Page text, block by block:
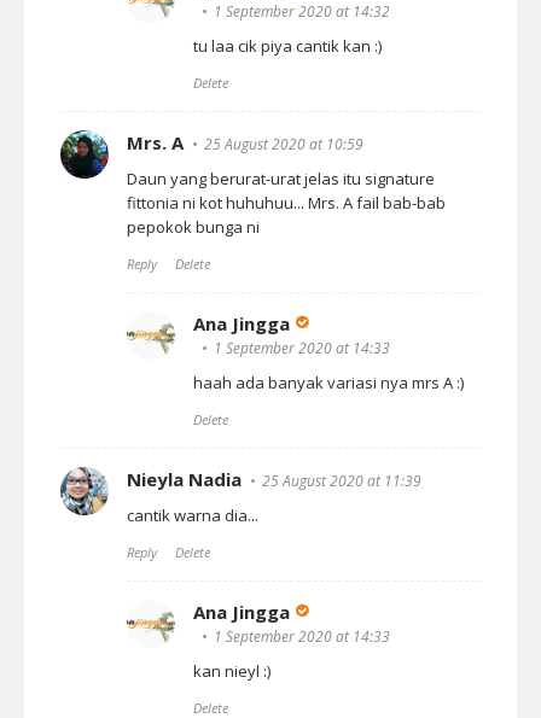
1 September 2020 at 14:32
tu laa cik piya cantik kan :)
Delete
Mrs. A 25 August 2020 at 10:59
Daun yang berurat-urat jelas itu signature
fittonia ni kot huhuhuu... Mrs. A fail bab-bab
pepokok bunga ni
Reply Delete
Ana Jingga
1 September 2020 at 14:33
haah ada banyak variasi nya mrs A :)
Delete
Nieyla Nadia 25 August 2020 at 11:39
cantik warna dia...
Reply Delete
Ana Jingga
1 September 2020 at 14:33
kan nieyl :)
Delete